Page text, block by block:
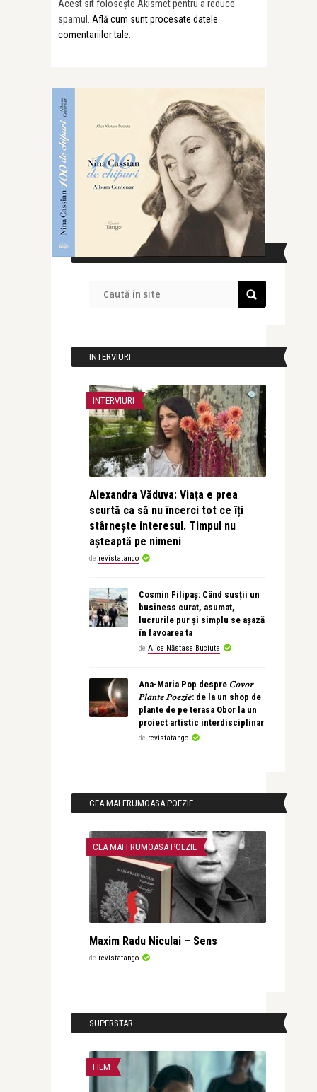
Acest sit folosește Akismet pentru a reduce
spamul. Află cum sunt procesate datele
comentariilor tale
CAUTĂ ÎN SITE
INTERVIURI
INTERVIURI
Alexandra Văduva: Viața e prea
scurtă ca să nu încerci tot ce îți
stârnește interesul. Timpul nu
așteaptă pe nimeni
de revistatango
Cosmin Filipaș: Când susții un
business curat, asumat,
lucrurile pur și simplu se așază
în favoarea ta
de Alice Năstase Buciuta
Ana-Maria Pop despre 𝐶𝑜𝑣𝑜𝑟
𝑃𝑙𝑎𝑛𝑡𝑒 𝑃𝑜𝑒𝑧𝑖𝑒: de la un shop de
plante de pe terasa Obor la un
proiect artistic interdisciplinar
de revistatango
CEA MAI FRUMOASA POEZIE
CEA MAI FRUMOASA POEZIE
Maxim Radu Niculai – Sens
de revistatango
SUPERSTAR
FILM